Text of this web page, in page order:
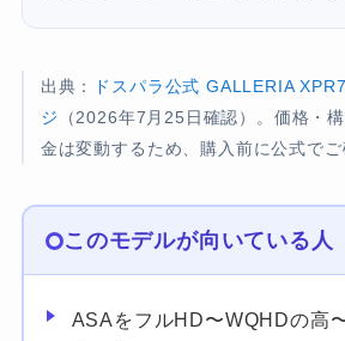
出典：
ドスパラ公式 GALLERIA
ジ
（2026年7月25日確認）。価格・
金は変動するため、購入前に公式でご
このモデルが向いている人
ASAをフルHD〜WQHDの高